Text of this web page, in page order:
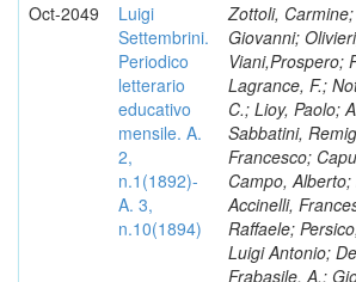
Oct-2049
Luigi
Settembrini.
Periodico
letterario
educativo
mensile. A.
2,
n.1(1892)-
A. 3,
n.10(1894)
Zottoli,
Giovanni;
Viani,Prospero;
Lagrance, F.;
C.; Lioy, Paolo;
Sabbatini,
Francesco;
Campo,
Accinelli,
Raffaele;
Luigi Antonio;
Frabasile, A.;